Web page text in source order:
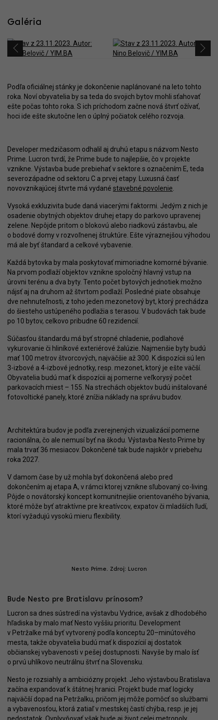
Galéria
Podľa oficiálnej stánky je dokončenie naplánované na leto tohto
roka. Noví obyvatelia by sa teda do svojich bytov mohli sťahovať
ešte počas tohto roka. S ich príchodom začne nová štvrť ožívať,
hoci ide ešte skutočne len o úplný počiatok celého rozvoja.
Developer medzičasom odhalil aj druhú etapu s názvom Nesto
Prime. Lucron tvrdí, že Prime bude to najlepšie, čo v projekte
vznikne. Výstavba bude prebiehať v sektore s označením E, teda
severozápadne od sektoru C a prvej etapy. Luxusná časť
novovznikajúcej štvrte má vydané stavebné povolenie
Vysoká exkluzivita bude daná viacerými faktormi. Jedým z nich je
osadenie obytných objektov druhej etapy do parkovo upravenej
zelene. Nepôjde pritom o blokovú alebo riadkovú zástavbu, ale
o bodové domy v rozvoľnenej štruktúre. Ešte výraznejšou výhodou
má ale byť štandard a celkové vybavenie.
Každá bytovka by mala poskytovať mimoriadne komorné bývanie.
Na prvom podlaží objektov vznikne spoločný hlavný vstup na
úrovni terénu a dva byty. Tento počet bytových jednotiek možno
nájsť aj na druhom až štvrtom podlaží. Posledné piate obsahuje
dve nehnuteľnosti, z toho jeden mezonetový byt, ktorý prechádza
do šiesteho ustúpeného podlažia s terasou. V budovách tak bude
po 10 bytov, celkovo pribudne 60 rezidencií.
Súčasťou štandardu má byť stropné chladenie, podlahové
vykurovanie či hliníkové exteriérové žalúzie. Najmenšie byty budú
mať 100 metrov štvorcových, najväčšie až 300. K dispozícii sú len
3-izbové a 4-izbové jednotky, resp. mezonet, ktorý je ešte väčší.
Obyvatelia budú mať k dispozícii aj pomerne veľkorysý počet
parkovacích miest – 155. Na strechách objektov budú inštalované
fotovoltické panely, ktoré znížia náklady na správu budov.
Architektúra budov je podľa zverejnených vizualizácií pomerne
racionálna, čo ale nemusí byť na škodu. Výstavba Nesto Prime by
mala trvať 36 mesiacov. Dokončené tak bude najskôr v priebehu
roka 2027.
V damom čase by už mohla byť dokončená alebo pred
dokončením aj etapa A, v rámci ktorej vznikne sľubovaný co-living.
Pôjde o novátorský koncept komunitnejšie orientovaného bývania,
ktoré môže byť atraktívne pre kreatívcov, expatov či mladších ľudí,
ktorí vyžadujú vysokú mieru flexibility.
Nesto Prime. Zdroj: Lucron
Bude Nesto pre Bratislavu prínosom?
Lucron sa dnes sústredí na výstavbu Vydrice, avšak z dlhodobého
hľadiska by malo mať Nesto vyššiu prioritu. Development
v Petržalke má byť vytvorený podľa konceptu 20–minútového
mesta, takže obyvatelia budú mať k dispozícií aj dostatok
občianskej vybavenosti v pešej dostupnosti. Navyše by malo ísť
o prvú uhlíkovo neutrálnu štvrť na Slovensku.
Nesto je rozsiahly a ambiciózny projekt. Jeho výstavbou Bratislava
začína expandovať k štátnej hranici. Projekt bude mať logicky
najväčší dopad na Petržalku, pričom jej môže pomôcť so službami
a vybavenosťou, ktorá zatiaľ v mestskej častí chýba, resp. je jej